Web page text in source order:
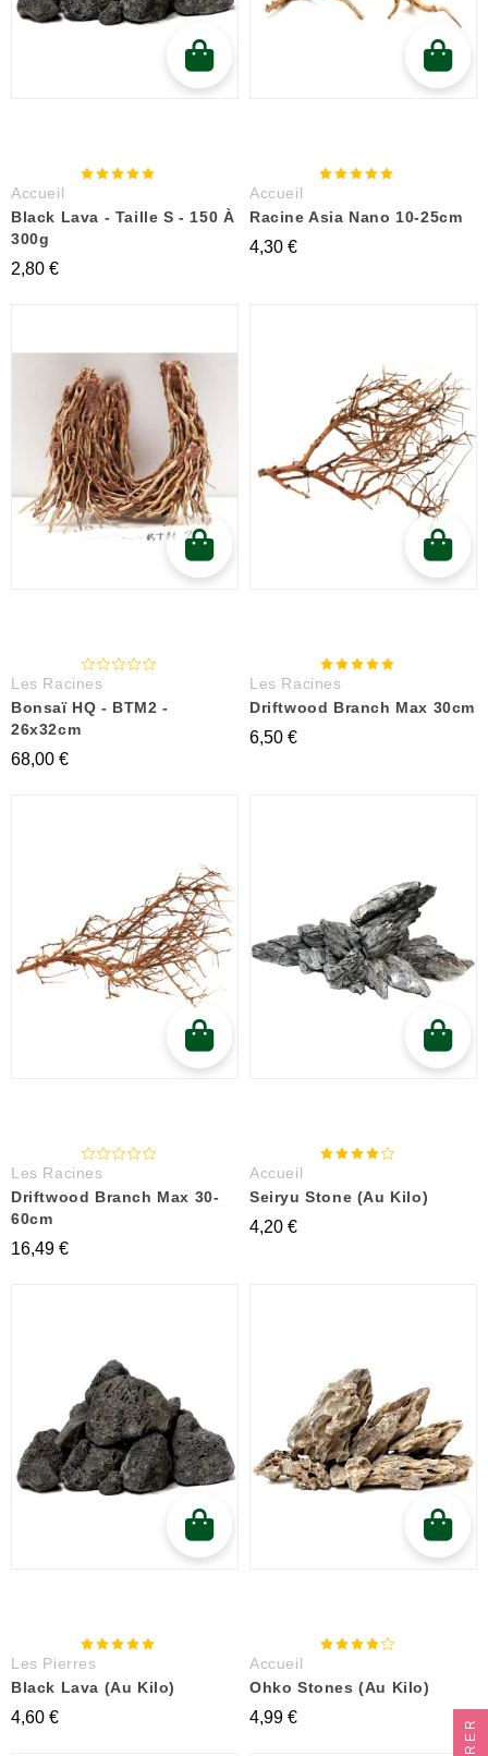
Accueil
Black Lava - Taille S - 150 À
300g
2,80 €
Accueil
Racine Asia Nano 10-25cm
4,30 €
Les Racines
Bonsaï HQ - BTM2 -
26x32cm
68,00 €
Les Racines
Driftwood Branch Max 30cm
6,50 €
Les Racines
Driftwood Branch Max 30-
60cm
16,49 €
Accueil
Seiryu Stone (au Kilo)
4,20 €
Les Pierres
Black Lava (au Kilo)
4,60 €
Accueil
Ohko Stones (au Kilo)
4,99 €